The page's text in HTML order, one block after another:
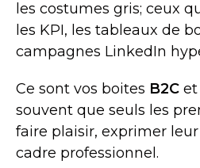
les costumes gris; ceux
les KPI, les tableaux de
campagnes LinkedIn
Ce sont vos boites B2C et
souvent que seuls les
faire plaisir, exprimer
cadre professionnel.